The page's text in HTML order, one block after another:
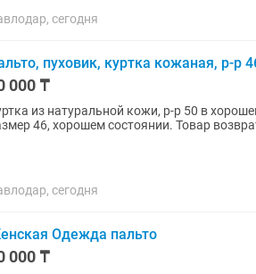
сегодня
пуховик, куртка кожаная, р-р
000 ₸
из натуральной кожи, р-р 50 в
46, хорошем состоянии. Товар
сегодня
Одежда пальто
000 ₸